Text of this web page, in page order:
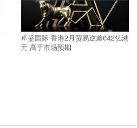
卓盛国际 香港2月贸易逆差642亿港
元 高于市场预期